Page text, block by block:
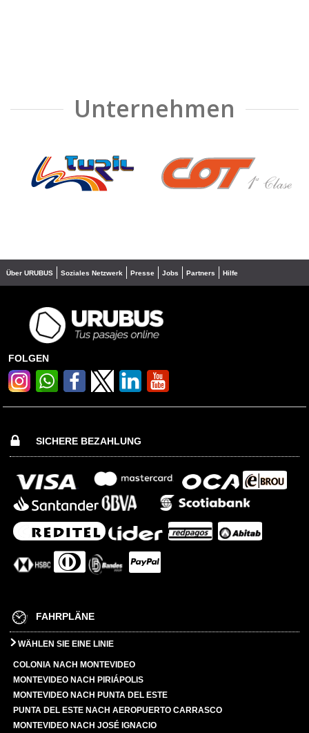
Unternehmen
❮ ❯
Über URUBUS Soziales Netzwerk Presse Jobs Partners Hilfe
FOLGEN
SICHERE BEZAHLUNG
FAHRPLÄNE
WÄHLEN SIE EINE LINIE
COLONIA NACH MONTEVIDEO
MONTEVIDEO NACH PIRIÁPOLIS
MONTEVIDEO NACH PUNTA DEL ESTE
PUNTA DEL ESTE NACH AEROPUERTO CARRASCO
MONTEVIDEO NACH JOSÉ IGNACIO